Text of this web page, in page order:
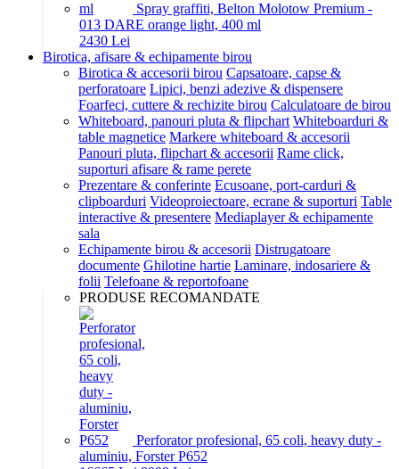
Spray graffiti, Belton Molotow Premium -
013 DARE orange light, 400 ml
2430 Lei
Birotica, afisare & echipamente birou
Birotica & accesorii birou Capsatoare, capse &
perforatoare Lipici, benzi adezive & dispensere
Foarfeci, cuttere & rechizite birou Calculatoare de birou
Whiteboard, panouri pluta & flipchart Whiteboarduri &
table magnetice Markere whiteboard & accesorii
Panouri pluta, flipchart & accesorii Rame click,
suporturi afisare & rame perete
Prezentare & conferinte Ecusoane, port-carduri &
clipboarduri Videoproiectoare, ecrane & suporturi Table
interactive & presentere Mediaplayer & echipamente
sala
Echipamente birou & accesorii Distrugatoare
documente Ghilotine hartie Laminare, indosariere &
folii Telefoane & reportofoane
PRODUSE RECOMANDATE
Perforator profesional, 65 coli, heavy duty -
aluminiu, Forster P652